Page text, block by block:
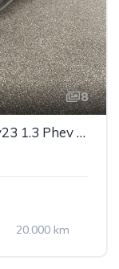
8
JEEP Compass Plug-In Hybrid My23 1.3 Phev At 4xe *AHK*
20.000 km